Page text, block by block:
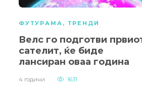
ФУТУРАМА , ТРЕНДИ
Велс го подготви
сателит, ќе биде
лансиран оваа година
4 години 1631